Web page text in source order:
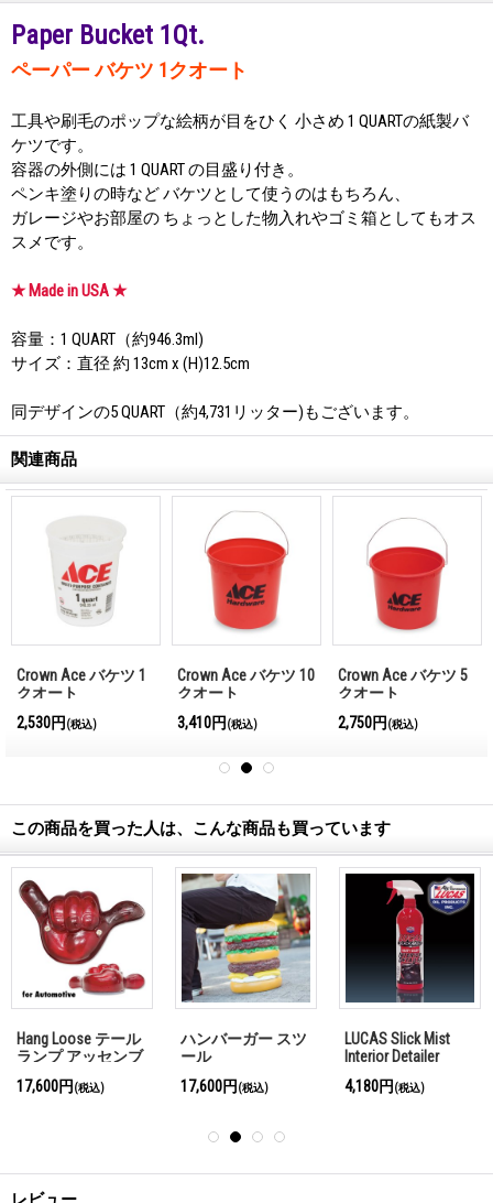
Paper Bucket 1Qt.
ペーパー バケツ 1クオート
工具や刷毛のポップな絵柄が目をひく 小さめ 1 QUARTの紙製バ
ケツです。
容器の外側には 1 QUART の目盛り付き。
ペンキ塗りの時など バケツとして使うのはもちろん、
ガレージやお部屋の ちょっとした物入れやゴミ箱としてもオス
スメです。
★ Made in USA ★
容量：1 QUART（約946.3ml)
サイズ：直径 約 13cm x (H)12.5cm
同デザインの5 QUART（約4,731リッター)もございます。
関連商品
Ace バケツ 5
オート
円(税込)
Crown Ace バケツ 5
ガロン
4,180円(税込)
Crown Ace バケツ 2
ガロン
3,410円(税込)
この商品を買った人は、こんな商品も買っています
Hang Loose テール
ランプ アッセンブ
ービル
17,600円 (税込)
ハンバーガー スツ
ール
17,600円 (税込)
LUCAS Slick Mist
Interior Detailer
4,180円 (税込)